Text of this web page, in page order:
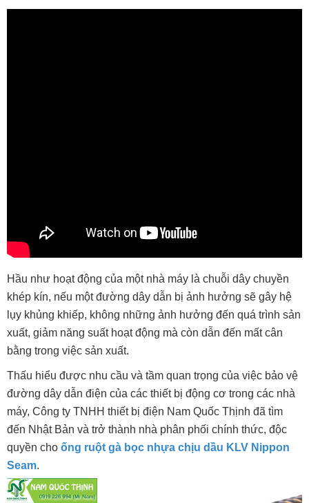
Hầu như hoạt động của một nhà máy là chuỗi dây chuyền
khép kín, nếu một đường dây dẫn bị ảnh hưởng sẽ gây hệ
lụy khủng khiếp, không những ảnh hưởng đến quá trình sản
xuất, giảm năng suất hoạt động mà còn dẫn đến mất cân
bằng trong việc sản xuất.
Thấu hiểu được nhu cầu và tầm quan trọng của việc bảo vệ
đường dây dẫn điện của các thiết bị động cơ trong các nhà
máy, Công ty TNHH thiết bị điện Nam Quốc Thịnh đã tìm
đến Nhật Bản và trở thành nhà phân phối chính thức, độc
quyền cho ống ruột gà bọc nhựa chịu dầu KLV Nippon
Seam.